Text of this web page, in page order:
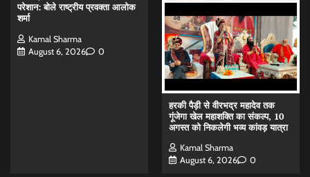
परेशान: बोले राष्ट्रीय प्रवक्ता आलोक
शर्मा
Kamal Sharma
August 6, 2026
0
हरकी पैड़ी से वीरभद्र महादेव तक
गूंजेगा खेल महाशक्ति का संकल्प, 10
अगस्त को निकलेगी भव्य कांवड़ यात्रा
Kamal Sharma
August 6, 2026
0